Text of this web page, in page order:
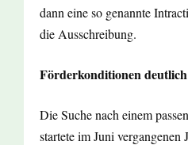
dann eine so genannte
die Ausschreibung.
Förderkonditionen
Die Suche nach einem
startete im Juni vergangenen